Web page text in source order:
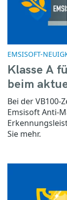
EMSISOFT-
Klasse A
beim
Bei der VB100-
Emsisoft Anti-
Sie mehr.